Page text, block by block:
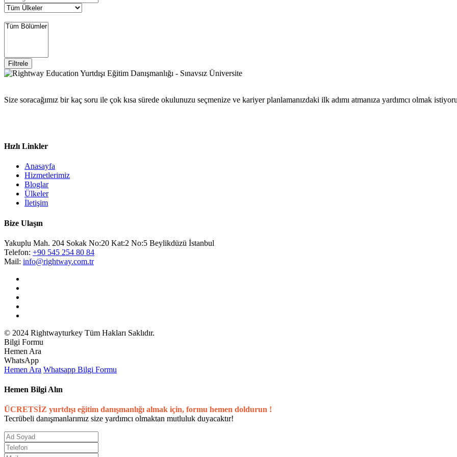
Filtrele
Size soracağımız bir kaç soru ile çok kısa sürede okulunuzu seçmenize ve kariyer planlamanızdaki ilk adımı atmanıza yardımcı olmak
Hızlı Linkler
Anasayfa
Hizmetlerimiz
Bloglar
Ülkeler
İletişim
Bize Ulaşın
Yakuplu Mah. 204 Sokak No:20 Kat:2 No:5 Beylikdüzü İstanbul
Telefon: +90 545 254 80 84
Mail: info@rightway.com.tr
© 2024 Rightwayturkey Tüm Hakları Saklıdır.
Bilgi Formu
Hemen Ara
WhatsApp
Hemen Ara Whatsapp Bilgi Formu
Hemen Bilgi Alın
ÜCRETSİZ yurtdışı eğitim danışmanlığı almak için, formu hemen doldurun !
Tecrübeli danışmanlarımız size yardımcı olmaktan mutluluk duyacaktır!